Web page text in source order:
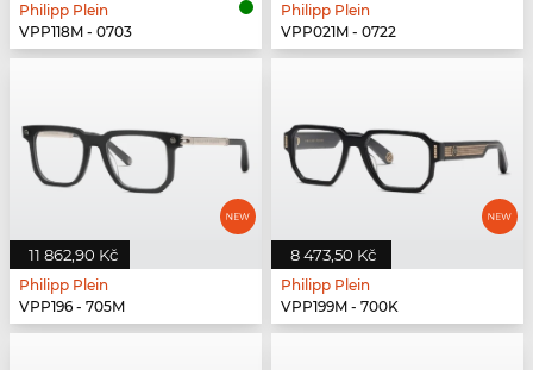
Philipp Plein
VPP118M - 0703
Philipp Plein
VPP021M - 0722
11 862,90 Kč
Philipp Plein
VPP196 - 705M
8 473,50 Kč
Philipp Plein
VPP199M - 700K